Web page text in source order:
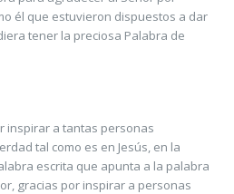
él que estuvieron dispuestos a dar
tener la preciosa Palabra de
inspirar a tantas personas
tal como es en Jesús, en la
escrita que apunta a la palabra
gracias por inspirar a personas